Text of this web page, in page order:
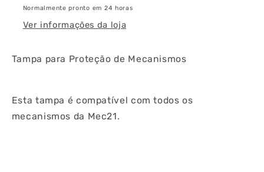
Normalmente pronto em 24 horas
Ver informações da loja
Tampa para Proteção de Mecanismos
Esta tampa é compatível com todos os
mecanismos da Mec21.